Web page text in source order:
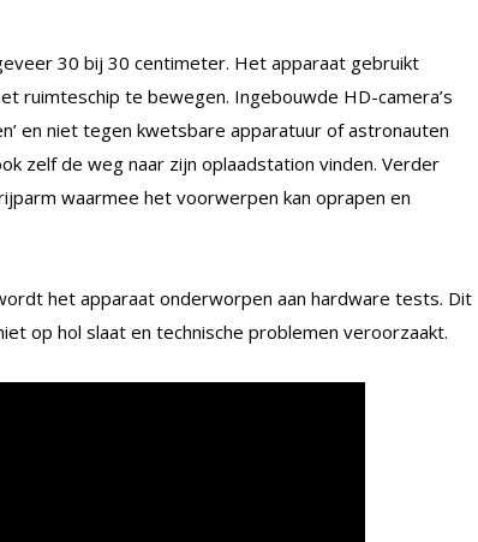
30 bij 30 centimeter. Het apparaat gebruikt
ruimteschip te bewegen. Ingebouwde HD-camera’s
en niet tegen kwetsbare apparatuur of astronauten
zelf de weg naar zijn oplaadstation vinden. Verder
waarmee het voorwerpen kan oprapen en
het apparaat onderworpen aan hardware tests. Dit
op hol slaat en technische problemen veroorzaakt.